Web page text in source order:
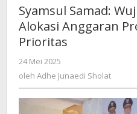
Syamsul Samad:
Alokasi Anggaran
Prioritas
24 Mei 2025
Adhe
oleh Adhe Junaedi Sholat